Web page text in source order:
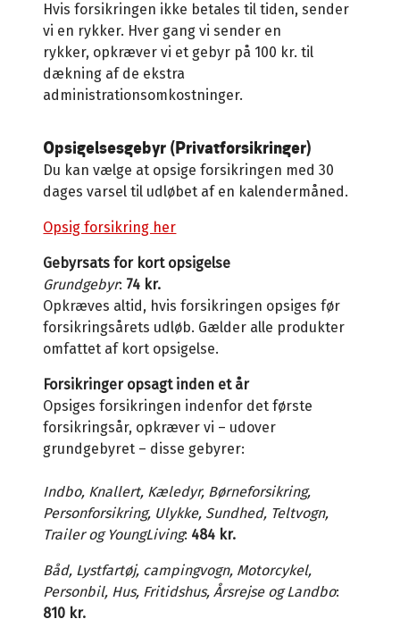
Hvis forsikringen ikke betales til tiden, sender
vi en rykker. Hver gang vi sender en
rykker, opkræver vi et gebyr på 100 kr. til
dækning af de ekstra
administrationsomkostninger.
Opsigelsesgebyr (Privatforsikringer)
Du kan vælge at opsige forsikringen med 30
dages varsel til udløbet af en kalendermåned.
Opsig forsikring her
Gebyrsats for kort opsigelse
Grundgebyr: 74 kr.
Opkræves altid, hvis forsikringen opsiges før
forsikringsårets udløb. Gælder alle produkter
omfattet af kort opsigelse.
Forsikringer opsagt inden et år
Opsiges forsikringen indenfor det første
forsikringsår, opkræver vi – udover
grundgebyret – disse gebyrer:
Indbo, Knallert, Kæledyr, Børneforsikring,
Personforsikring, Ulykke, Sundhed, Teltvogn,
Trailer og YoungLiving: 484 kr.
Båd, Lystfartøj, campingvogn, Motorcykel,
Personbil, Hus, Fritidshus, Årsrejse og Landbo:
810 kr.